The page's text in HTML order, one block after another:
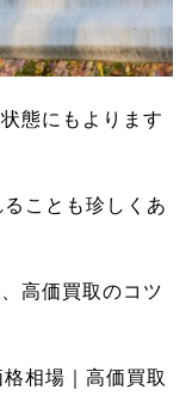
態にもよります
ことも珍しくあ
高価買取のコツ
相場｜高価買取